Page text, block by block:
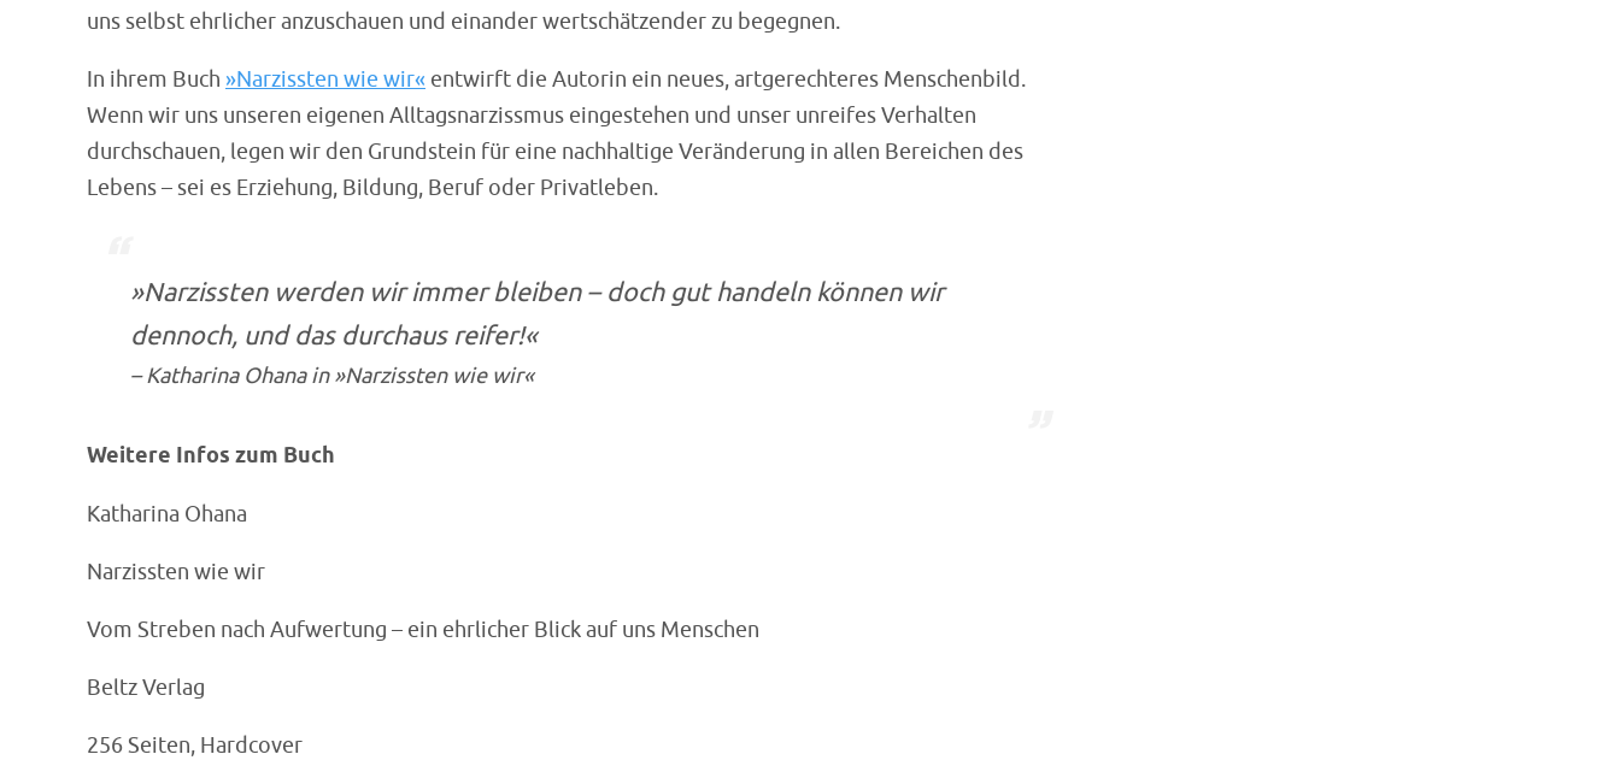
uns selbst ehrlicher anzuschauen und einander wertschätzender zu begegnen.
In ihrem Buch »Narzissten wie wir« entwirft die Autorin ein neues, artgerechteres Menschenbild.
Wenn wir uns unseren eigenen Alltagsnarzissmus eingestehen und unser unreifes Verhalten
durchschauen, legen wir den Grundstein für eine nachhaltige Veränderung in allen Bereichen des
Lebens – sei es Erziehung, Bildung, Beruf oder Privatleben.
»Narzissten werden wir immer bleiben – doch gut handeln können wir
dennoch, und das durchaus reifer!«
– Katharina Ohana in »Narzissten wie wir«
Weitere Infos zum Buch
Katharina Ohana
Narzissten wie wir
Vom Streben nach Aufwertung – ein ehrlicher Blick auf uns Menschen
Beltz Verlag
256 Seiten, Hardcover